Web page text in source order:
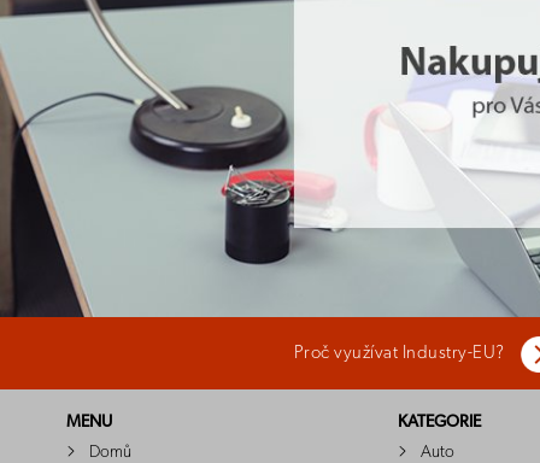
Proč využívat Industry-EU?
MENU
Domů
KATEGORIE
Auto